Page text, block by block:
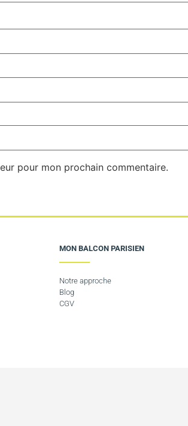
pour mon prochain commentaire.
MON BALCON PARISIEN
Notre approche
Blog
CGV